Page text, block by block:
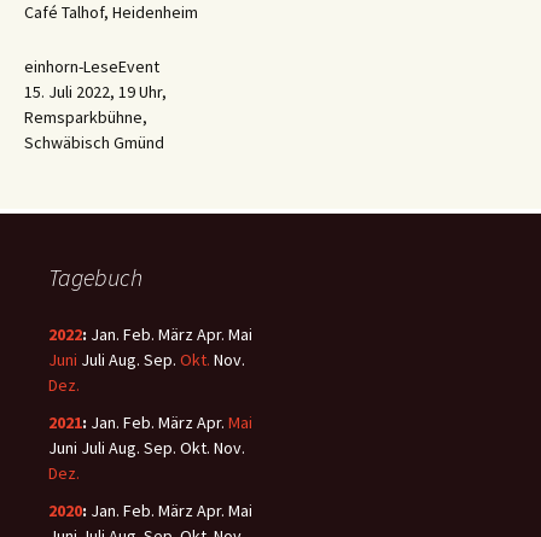
Café Talhof, Heidenheim
einhorn-LeseEvent
15. Juli 2022, 19 Uhr,
Remsparkbühne,
Schwäbisch Gmünd
Tagebuch
2022: Jan. Feb. MärzApr. Mai
Juni Juli Aug. Sep. Okt. Nov.
Dez.
2021: Jan. Feb. MärzApr. Mai
Juni Juli Aug. Sep. Okt. Nov.
Dez.
2020: Jan. Feb. MärzApr. Mai